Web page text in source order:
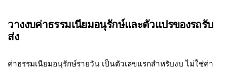
วางงบค่าธรรมเนียมอนุรักษ์และตัวแปรของรถรับ
ส่ง
ค่าธรรมเนียมอนุรักษ์รายวัน เป็นตัวเลขแรกสำหรับงบ ไม่ใช่ค่า